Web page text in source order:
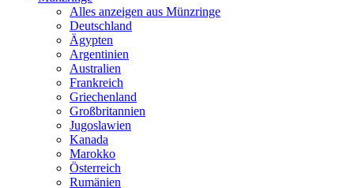
Alles anzeigen aus Münzringe
Deutschland
Ägypten
Argentinien
Australien
Frankreich
Griechenland
Großbritannien
Jugoslawien
Kanada
Marokko
Österreich
Rumänien